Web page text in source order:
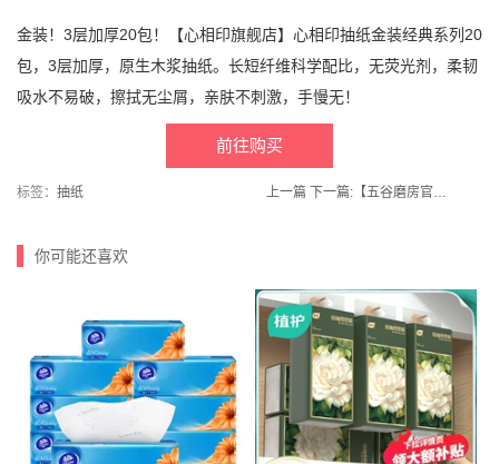
金装！3层加厚20包！【心相印旗舰店】心相印抽纸金装经典系列20
包，3层加厚，原生木浆抽纸。长短纤维科学配比，无荧光剂，柔韧
吸水不易破，擦拭无尘屑，亲肤不刺激，手慢无！
前往购买
标签： 抽纸 上一篇 下一篇: 【五谷磨房官方旗舰店】黑之养黑豆豆浆粉*320g
你可能还喜欢